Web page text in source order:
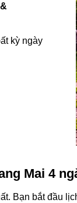
kỳ ngày
Mai 4
Bạn bắt đầu